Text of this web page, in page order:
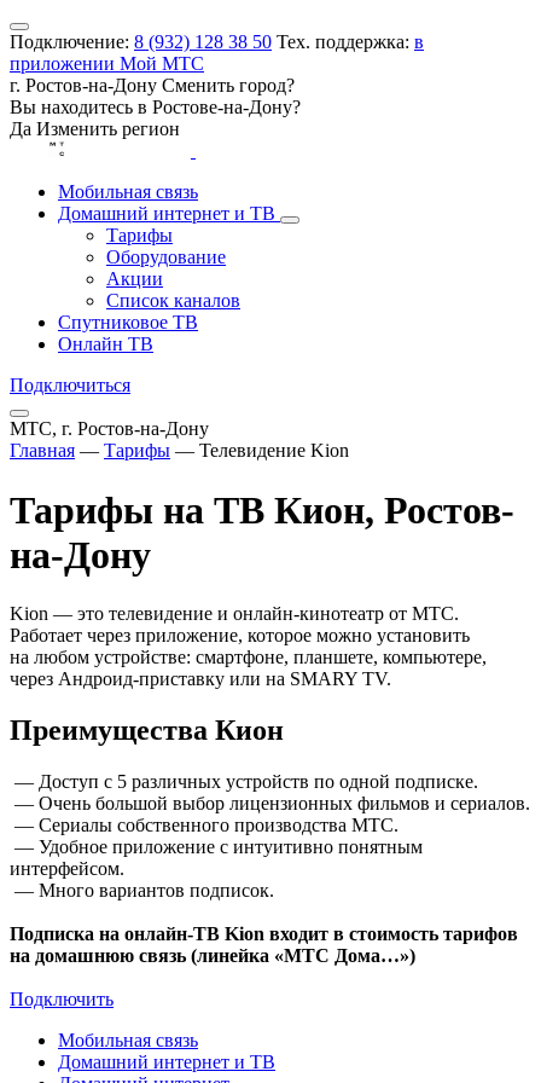
Подключение: 8 (932) 128 38 50 Тех. поддержка: в
приложении Мой МТС
г. Ростов-на-Дону Сменить город?
Вы находитесь в Ростове-на-Дону?
Да Изменить регион
Мобильная связь
Домашний интернет и ТВ
Тарифы
Оборудование
Акции
Список каналов
Спутниковое ТВ
Онлайн ТВ
Подключиться
МТС, г. Ростов-на-Дону
Главная — Тарифы — Телевидение Kion
Тарифы на ТВ Кион, Ростов-
на-Дону
Kion — это телевидение и онлайн-кинотеатр от МТС.
Работает через приложение, которое можно установить
на любом устройстве: смартфоне, планшете, компьютере,
через Андроид-приставку или на SMARY TV.
Преимущества Кион
— Доступ с 5 различных устройств по одной подписке.
— Очень большой выбор лицензионных фильмов и сериалов.
— Сериалы собственного производства МТС.
— Удобное приложение с интуитивно понятным
интерфейсом.
— Много вариантов подписок.
Подписка на онлайн-ТВ Kion входит в стоимость тарифов
на домашнюю связь (линейка «МТС Дома…»)
Подключить
Мобильная связь
Домашний интернет и ТВ